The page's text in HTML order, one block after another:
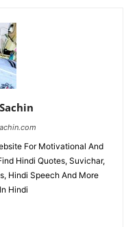
For Motivational And
Hindi Quotes, Suvichar,
Hindi Speech And More
Hindi